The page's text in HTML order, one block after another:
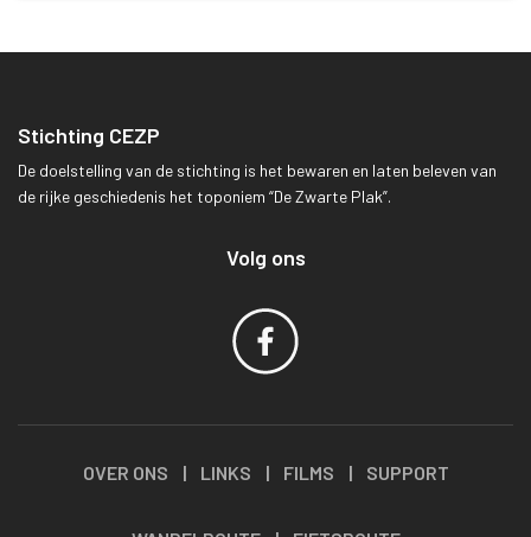
Stichting CEZP
De doelstelling van de stichting is het bewaren en laten beleven van
de rijke geschiedenis het toponiem “De Zwarte Plak”.
Volg ons
OVER ONS | LINKS | FILMS | SUPPORT